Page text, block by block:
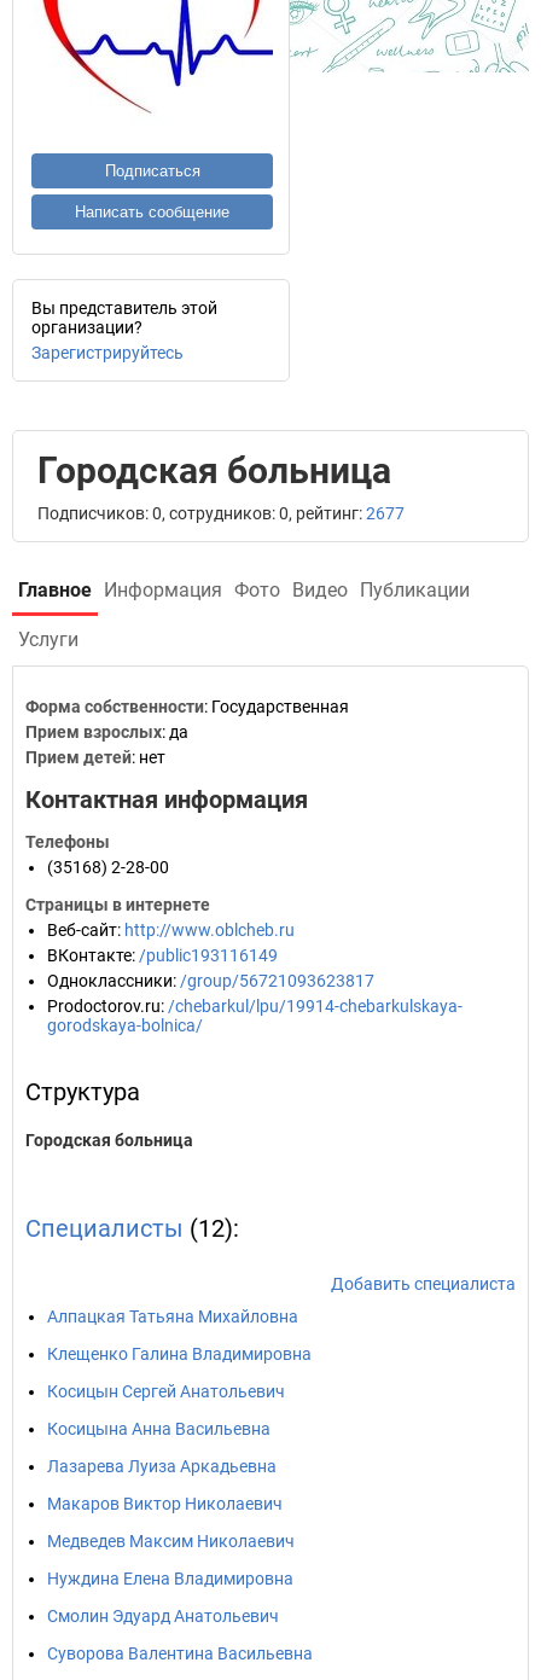
Подписаться
Написать сообщение
Вы представитель этой
организации?
Зарегистрируйтесь
Городская больница
Подписчиков: 0, сотрудников: 0, рейтинг:2677
Главное Информация Фото Видео Публикации
Услуги
Форма собственности: Государственная
Прием взрослых: да
Прием детей: нет
Контактная информация
Телефоны
(35168) 2-28-00
Страницы в интернете
Веб-сайт: http://www.oblcheb.ru
ВКонтакте: /public193116149
Одноклассники: /group/56721093623817
Prodoctorov.ru: /chebarkul/lpu/19914-chebarkulskaya-
gorodskaya-bolnica/
Структура
Городская больница
Специалисты (12):
Добавить специалиста
Алпацкая Татьяна Михайловна
Клещенко Галина Владимировна
Косицын Сергей Анатольевич
Косицына Анна Васильевна
Лазарева Луиза Аркадьевна
Макаров Виктор Николаевич
Медведев Максим Николаевич
Нуждина Елена Владимировна
Смолин Эдуард Анатольевич
Суворова Валентина Васильевна